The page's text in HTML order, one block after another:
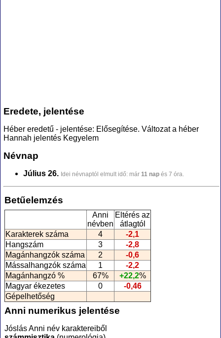
Eredete, jelentése
Héber eredetű - jelentése: Elősegítése. Változat a héber
Hannah jelentés Kegyelem
Névnap
Július 26. Idei névnaptól elmult idő: már 11 nap és 7 óra.
Betűelemzés
Anni
névben
Eltérés az
átlagtól
Karakterek száma
4
-2,1
Hangszám
3
-2,8
Magánhangzók száma
2
-0,6
Mássalhangzók száma
1
-2,2
Magánhangzó %
67% +22,2%
Magyar ékezetes
0
-0,46
Gépelhetőség
Anni numerikus jelentése
Jóslás Anni név karaktereiből